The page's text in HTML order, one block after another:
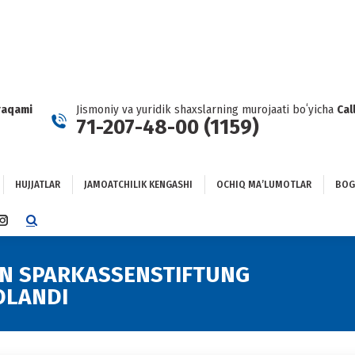
Jismoniy va yuridik shaxslarning murojaati boʻyicha
71-207-48-00 (1159)
HUJJATLAR JAMOATCHILIK KENGASHI OCHIQ MAʼLUMOTLAR
INSTAGRAM
IN
NEW
WINDOW
SPARKASSENSTIFTUNG